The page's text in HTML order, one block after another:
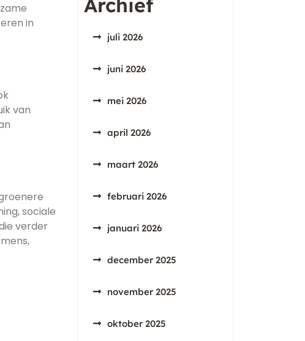
in
van
sociale
verder
Archief
juli 2026
juni 2026
mei 2026
april 2026
maart 2026
februari 2026
januari 2026
december 2025
november 2025
oktober 2025